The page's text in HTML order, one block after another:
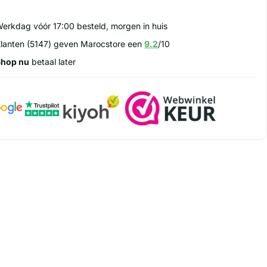
vóór 17:00 besteld, morgen in huis
(5147) geven Marocstore een9.2/10
nu betaal later